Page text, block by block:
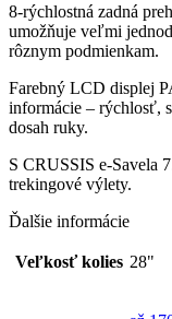
8-rýchlostná zadná
umožňuje veľmi
rôznym podmienkam.
Farebný LCD displej
informácie – rýchlosť,
dosah ruky.
S CRUSSIS e-Savela
trekingové výlety.
Ďalšie informácie
Veľkosť kolies 28"